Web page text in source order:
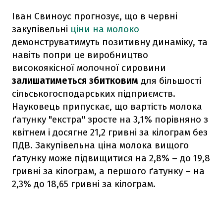
Іван Свиноус прогнозує, що в червні
закупівельні ціни на молоко
демонструватимуть позитивну динаміку, та
навіть попри це виробництво
високоякісної молочної сировини
залишатиметься збитковим для більшості
сільськогосподарських підприємств.
Науковець припускає, що вартість молока
ґатунку "екстра" зросте на 3,1% порівняно з
квітнем і досягне 21,2 гривні за кілограм без
ПДВ. Закупівельна ціна молока вищого
ґатунку може підвищитися на 2,8% – до 19,8
гривні за кілограм, а першого ґатунку – на
2,3% до 18,65 гривні за кілограм.